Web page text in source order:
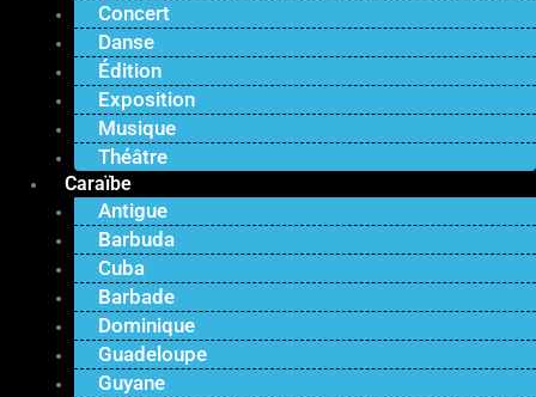
Concert
Danse
Édition
Exposition
Musique
Théâtre
Caraïbe
Antigue
Barbuda
Cuba
Barbade
Dominique
Guadeloupe
Guyane